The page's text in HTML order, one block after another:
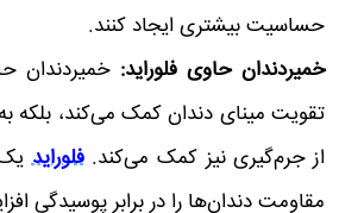
حساسیت بیشتری ایجاد کنند.
خمیردندان حاوی فلوراید:خمیردندان
تقویت مینای دندان کمک می‌کند،
از جرم‌گیری نیز کمک می‌کند.فلوراید
مقاومت دندان‌ها را در برابر پوسیدگی